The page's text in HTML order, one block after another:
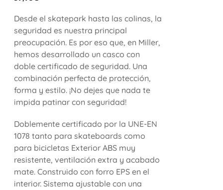
Desde el skatepark hasta las colinas, la
seguridad es nuestra principal
preocupación. Es por eso que, en Miller,
hemos desarrollado un casco con
doble certificado de seguridad. Una
combinación perfecta de protección,
forma y estilo. ¡No dejes que nada te
impida patinar con seguridad!
Doblemente certificado por la UNE-EN
1078 tanto para skateboards como
para bicicletas Exterior ABS muy
resistente, ventilación extra y acabado
mate. Construido con forro EPS en el
interior. Sistema ajustable con una